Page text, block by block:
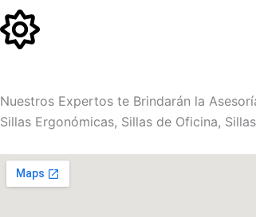
Nuestros Expertos te Brindarán la
Sillas Ergonómicas, Sillas de Oficina,